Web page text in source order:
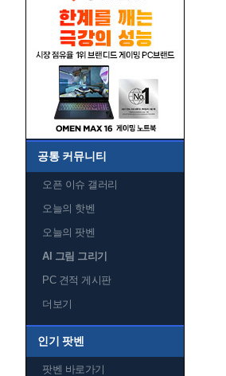
공통 커뮤니티
오픈 이슈 갤러리
오늘의 핫벤
오늘의 팟벤
AI 그림 그리기
PC 견적 게시판
더보기
인기 팟벤
팟벤 바로가기